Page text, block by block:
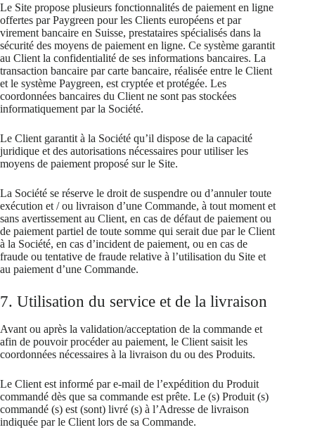
Le Site propose plusieurs fonctionnalités de paiement en ligne
offertes par Paygreen pour les Clients européens et par
virement bancaire en Suisse, prestataires spécialisés dans la
sécurité des moyens de paiement en ligne. Ce système garantit
au Client la confidentialité de ses informations bancaires. La
transaction bancaire par carte bancaire, réalisée entre le Client
et le système Paygreen, est cryptée et protégée. Les
coordonnées bancaires du Client ne sont pas stockées
informatiquement par la Société.
Le Client garantit à la Société qu’il dispose de la capacité
juridique et des autorisations nécessaires pour utiliser les
moyens de paiement proposé sur le Site.
La Société se réserve le droit de suspendre ou d’annuler toute
exécution et / ou livraison d’une Commande, à tout moment et
sans avertissement au Client, en cas de défaut de paiement ou
de paiement partiel de toute somme qui serait due par le Client
à la Société, en cas d’incident de paiement, ou en cas de
fraude ou tentative de fraude relative à l’utilisation du Site et
au paiement d’une Commande.
7. Utilisation du service et de la livraison
Avant ou après la validation/acceptation de la commande et
afin de pouvoir procéder au paiement, le Client saisit les
coordonnées nécessaires à la livraison du ou des Produits.
Le Client est informé par e-mail de l’expédition du Produit
commandé dès que sa commande est prête. Le (s) Produit (s)
commandé (s) est (sont) livré (s) à l’Adresse de livraison
indiquée par le Client lors de sa Commande.